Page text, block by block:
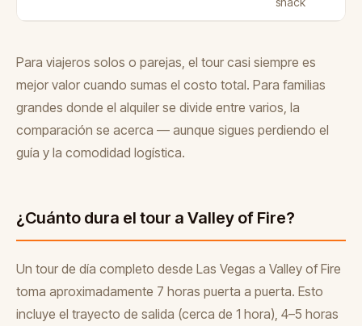
Para viajeros solos o parejas, el tour casi siempre es
mejor valor cuando sumas el costo total. Para familias
grandes donde el alquiler se divide entre varios, la
comparación se acerca — aunque sigues perdiendo el
guía y la comodidad logística.
¿Cuánto dura el tour a Valley of Fire?
Un tour de día completo desde Las Vegas a Valley of Fire
toma aproximadamente 7 horas puerta a puerta. Esto
incluye el trayecto de salida (cerca de 1 hora), 4–5 horas